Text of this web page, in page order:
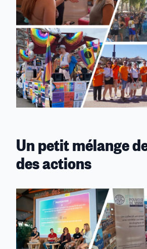
Un petit mélange
des actions